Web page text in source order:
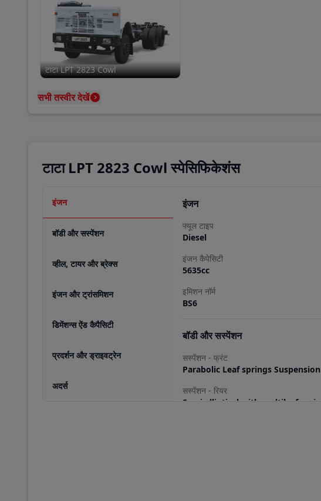
टाटा LPT 2823 Cowl
सभी तस्वीर देखें
टाटा LPT 2823 Cowl स्पेसिफिकेशंस
इंजन
बॉडी और सस्पेंशन
व्हील, टायर और ब्रेक्स
इंजन और ट्रांसमिशन
डिमेंशन्स ऐंड कैपैसिटी
प्रदर्शन और ड्राइवट्रेन
अदर्स
इंजन
फ्यूल टाइप
Diesel
इंजन कैपेसिटी
5635cc
इमिशन नॉर्म
BS6
बॉडी और सस्पेंशन
सस्पेंशन - फ्रंट
Parabolic Leaf springs Suspension
सस्पेंशन - रियर
Semi elliptical with multileaf spring